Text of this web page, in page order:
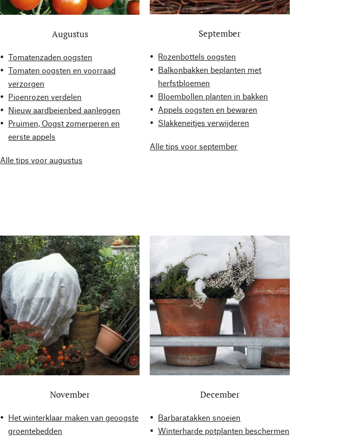
Augustus
Tomatenzaden oogsten
Tomaten oogsten en voorraad
verzorgen
Pioenrozen verdelen
Nieuw aardbeienbed aanleggen
Pruimen, Oogst zomerperen en
eerste appels
Alle tips voor augustus
September
Rozenbottels oogsten
Balkonbakken beplanten met
herfstbloemen
Bloembollen planten in bakken
Appels oogsten en bewaren
Slakkeneitjes verwijderen
Alle tips voor september
November
Het winterklaar maken van geoogste
groentebedden
December
Barbaratakken snoeien
Winterharde potplanten beschermen